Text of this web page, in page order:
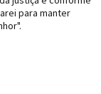
para manter